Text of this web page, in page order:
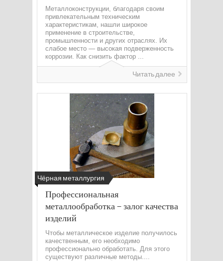
Металлоконструкции, благодаря своим
привлекательным техническим
характеристикам, нашли широкое
применение в строительстве,
промышленности и других отраслях. Их
слабое место — высокая подверженность
коррозии. Как снизить фактор ...
Читать далее
Чёрная металлургия
Профессиональная
металлообработка – залог качества
изделий
Чтобы металлическое изделие получилось
качественным, его необходимо
профессионально обработать. Для этого
существуют различные методы....